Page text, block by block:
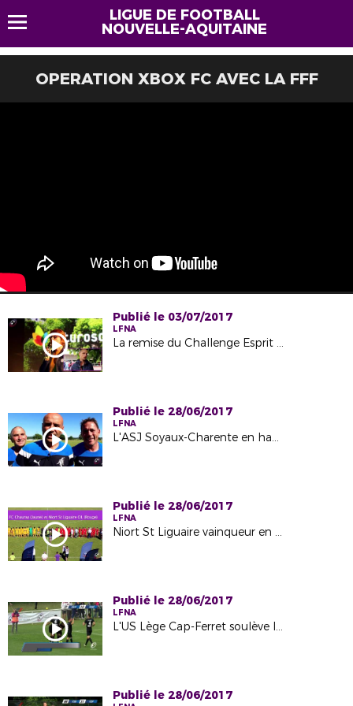
LIGUE DE FOOTBALL
NOUVELLE-AQUITAINE
OPERATION XBOX FC AVEC LA FFF
Publié le 03/07/2017
LFNA
La remise du Challenge Esprit Foot 2017 au Futuroscope
Publié le 28/06/2017
LFNA
L'ASJ Soyaux-Charente en haut du Centre-Ouest
Publié le 28/06/2017
LFNA
Niort St Liguaire vainqueur en Coupe du Centre-Ouest
Publié le 28/06/2017
LFNA
L'US Lège Cap-Ferret soulève la Coupe de la Région
Publié le 28/06/2017